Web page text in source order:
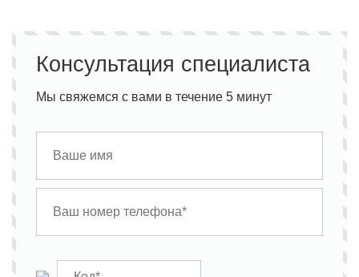
Консультация специалиста
Мы свяжемся с вами в течение 5 минут